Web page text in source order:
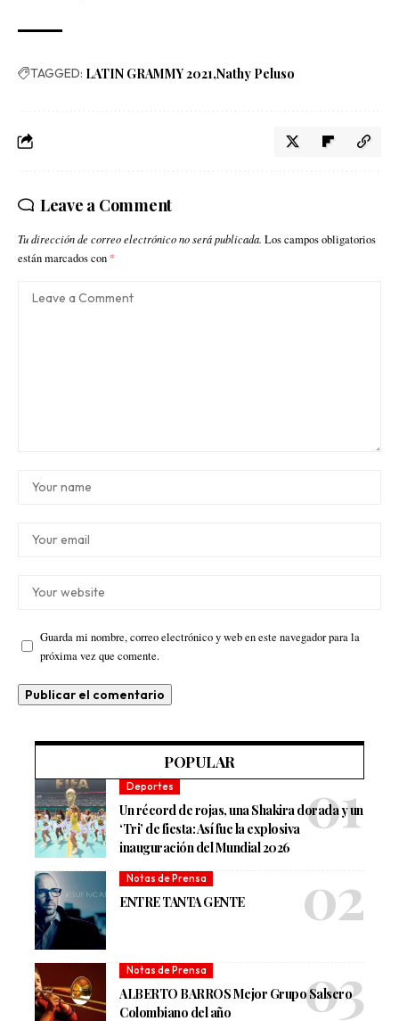
TAGGED: LATIN GRAMMY 2021 Nathy Peluso
Leave a Comment
Tu dirección de correo electrónico no será publicada. Los campos obligatorios
están marcados con *
Guarda mi nombre, correo electrónico y web en este navegador para la
próxima vez que comente.
POPULAR
Deportes
Un récord de rojas, una Shakira dorada y un
‘Tri’ de fiesta: Así fue la explosiva
inauguración del Mundial 2026
Notas de Prensa
ENTRE TANTA GENTE
Notas de Prensa
ALBERTO BARROS Mejor Grupo Salsero
Colombiano del año